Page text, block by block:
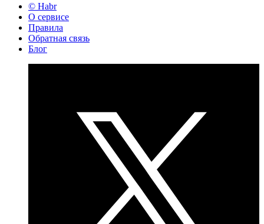
© Habr
О сервисе
Правила
Обратная связь
Блог